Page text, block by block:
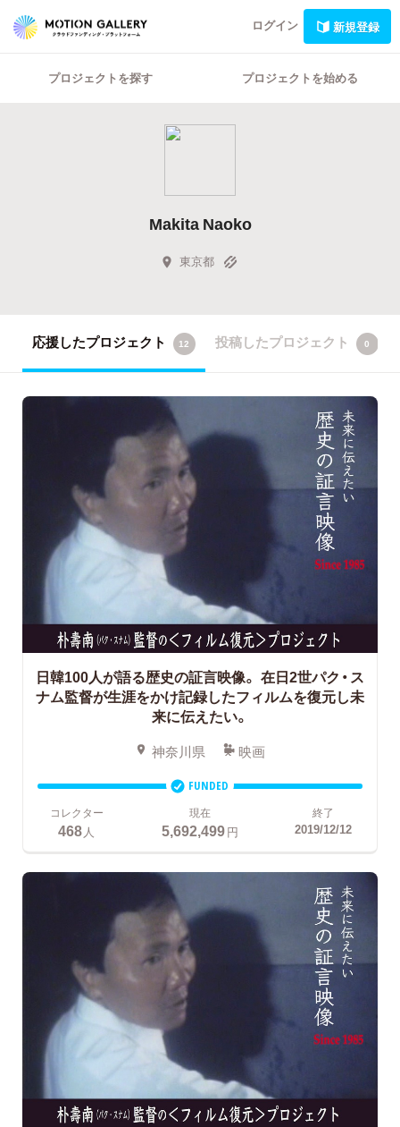
ログイン 新規登録
プロジェクトを探す プロジェクトを始める
Makita Naoko
東京都
応援したプロジェクト 12 投稿したプロジェクト 0
日韓100人が語る歴史の証言映像。 在日2世パク・ス
ナム監督が生涯をかけ記録したフィルムを復元し未
来に伝えたい。
神奈川県 映画
FUNDED
コレクター
468 人
現在
5,692,499円
終了
2019/12/12